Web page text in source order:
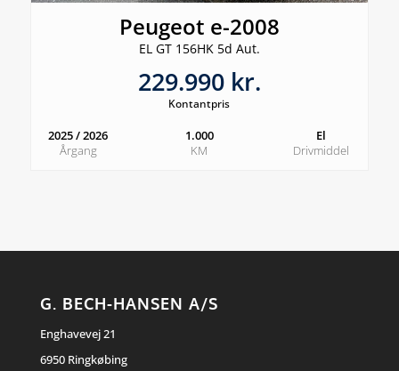
Peugeot e-2008
EL GT 156HK 5d Aut.
229.990 kr.
Kontantpris
2025 / 2026
Årgang
1.000
KM
El
Drivmiddel
G. BECH-HANSEN A/S
Enghavevej 21
6950 Ringkøbing